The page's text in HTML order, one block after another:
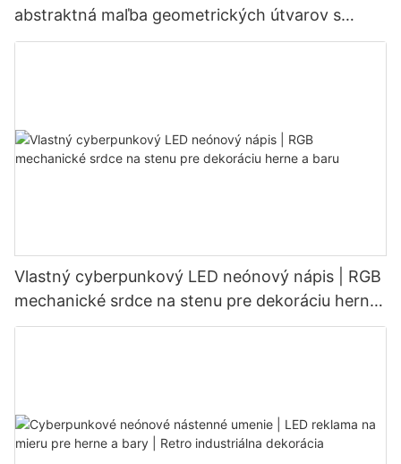
abstraktná maľba geometrických útvarov s
efektom neónového žiarenia
Vlastný cyberpunkový LED neónový nápis | RGB
mechanické srdce na stenu pre dekoráciu herne
a baru